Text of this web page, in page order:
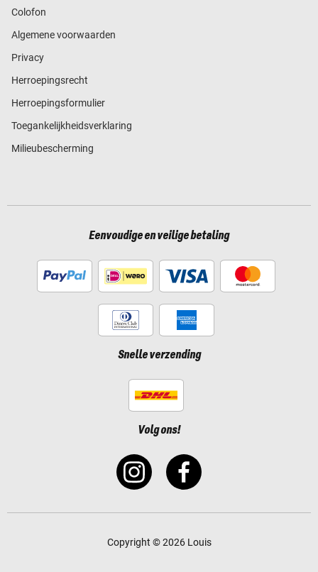
Colofon
Algemene voorwaarden
Privacy
Herroepingsrecht
Herroepingsformulier
Toegankelijkheidsverklaring
Milieubescherming
Eenvoudige en veilige betaling
Snelle verzending
Volg ons!
Copyright © 2026 Louis